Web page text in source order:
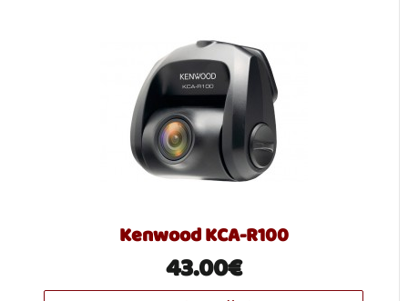
Kenwood KCA-R100
43.00€